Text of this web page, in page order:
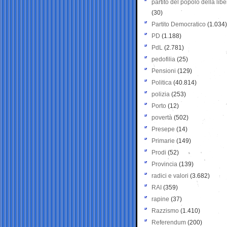
partito del popolo della
(30)
Partito Democratico (1.034)
PD (1.188)
PdL (2.781)
pedofilia (25)
Pensioni (129)
Politica (40.814)
polizia (253)
Porto (12)
povertà (502)
Presepe (14)
Primarie (149)
Prodi (52)
Provincia (139)
radici e valori (3.682)
RAI (359)
rapine (37)
Razzismo (1.410)
Referendum (200)